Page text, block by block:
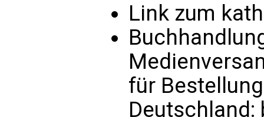
Link zum
für
Deutschland: